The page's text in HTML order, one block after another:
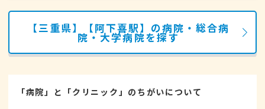
【三重県】【阿下喜駅】の病院・総合病
院・大学病院を探す
「病院」と「クリニック」のちがいについて